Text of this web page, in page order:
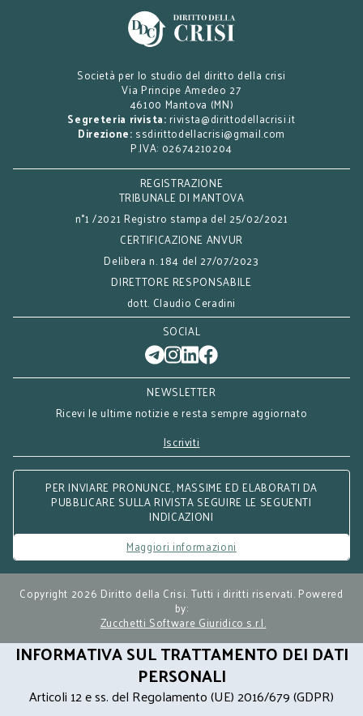
Società per lo studio del diritto della crisi
Via Principe Amedeo 27
46100 Mantova (MN)
Segreteria rivista: rivista@dirittodellacrisi.it
Direzione: ssdirittodellacrisi@gmail.com
P.IVA: 02674210204
REGISTRAZIONE
TRIBUNALE DI MANTOVA
n°1 /2021 Registro stampa del 25/02/2021
CERTIFICAZIONE ANVUR
Delibera n. 184 del 27/07/2023
DIRETTORE RESPONSABILE
dott. Claudio Ceradini
SOCIAL
NEWSLETTER
Ricevi le ultime notizie e resta sempre aggiornato
Iscriviti
PER INVIARE PRONUNCE, MASSIME ED ELABORATI DA
PUBBLICARE SULLA RIVISTA SEGUIRE LE SEGUENTI
INDICAZIONI
Maggiori informazioni
Copyright 2026 Diritto della Crisi. Tutti i diritti riservati. Powered
by:
Zucchetti Software Giuridico s.r.l.
INFORMATIVA SUL TRATTAMENTO DEI DATI
PERSONALI
Articoli 12 e ss. del Regolamento (UE) 2016/679 (GDPR)